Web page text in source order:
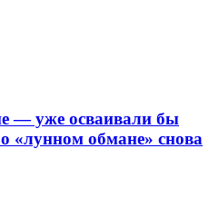
— уже осваивали бы
«лунном обмане» снова